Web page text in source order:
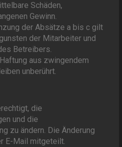
Schäden,
Gewinn.
der Absätze a bis c gilt
der Mitarbeiter und
Betreibers.
aus zwingendem
unberührt.
die
und die
zu ändern. Die Änderung
E-Mail mitgeteilt.